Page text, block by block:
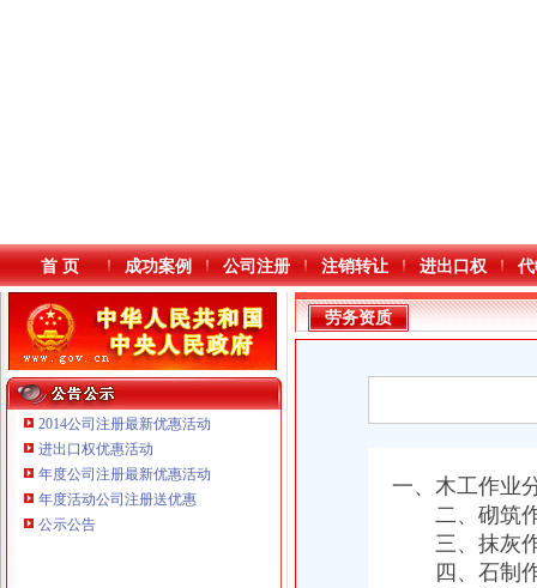
本站导航
首 页 成功案例 公司注册 注销转让 进出口权
2014公司注册最新优惠活动
进出口权优惠活动
年度公司注册最新优惠活动
年度活动公司注册送优惠
公示公告
劳务资质
一、木工作业
二、砌筑作
三、抹灰作
四、石制作